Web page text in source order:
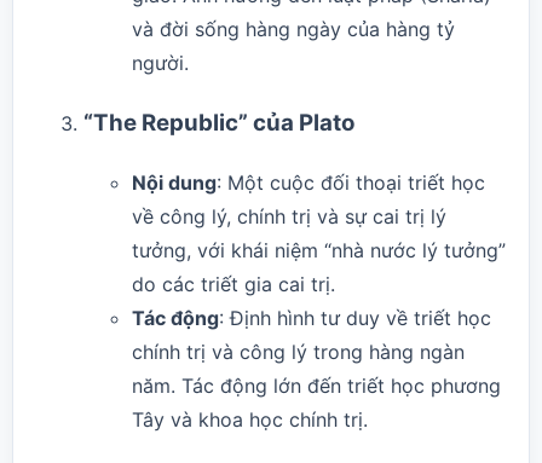
và đời sống hàng ngày của hàng tỷ
người.
“The Republic” của Plato
Nội dung: Một cuộc đối thoại triết học
về công lý, chính trị và sự cai trị lý
tưởng, với khái niệm “nhà nước lý tưởng”
do các triết gia cai trị.
Tác động: Định hình tư duy về triết học
chính trị và công lý trong hàng ngàn
năm. Tác động lớn đến triết học phương
Tây và khoa học chính trị.